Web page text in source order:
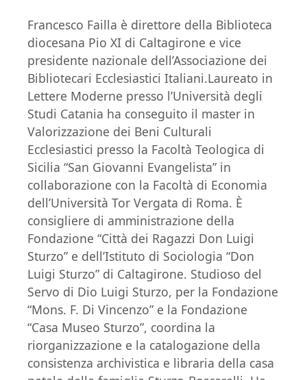
Francesco Failla è direttore della Biblioteca
diocesana Pio XI di Caltagirone e vice
presidente nazionale dell’Associazione dei
Bibliotecari Ecclesiastici Italiani.Laureato in
Lettere Moderne presso l’Università degli
Studi Catania ha conseguito il master in
Valorizzazione dei Beni Culturali
Ecclesiastici presso la Facoltà Teologica di
Sicilia “San Giovanni Evangelista” in
collaborazione con la Facoltà di Economia
dell’Università Tor Vergata di Roma. È
consigliere di amministrazione della
Fondazione “Città dei Ragazzi Don Luigi
Sturzo” e dell’Istituto di Sociologia “Don
Luigi Sturzo” di Caltagirone. Studioso del
Servo di Dio Luigi Sturzo, per la Fondazione
“Mons. F. Di Vincenzo” e la Fondazione
“Casa Museo Sturzo”, coordina la
riorganizzazione e la catalogazione della
consistenza archivistica e libraria della casa